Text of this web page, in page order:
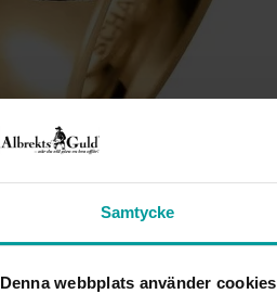
Samtycke
Denna webbplats använder cookies